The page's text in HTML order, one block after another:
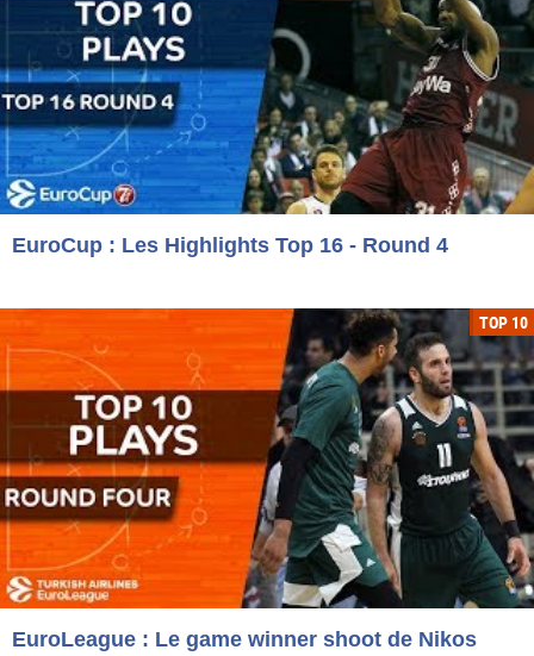
EuroCup : Les Highlights Top 16 - Round 4
TOP 10
EuroLeague : Le game winner shoot de Nikos